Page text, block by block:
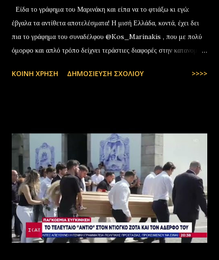
Είδα το γράφημα του Μαρινάκη και είπα να το φτιάξω κι εγώ:
έβγαλα τα αντίθετα αποτελέσματα! Η μισή Ελλάδα, κοντά, έχει δει
πια το γράφημα του συναδέλφου @Kos_Marinakis , που με πολύ
όμορφο και απλό τρόπο δείχνει τεράστιες διαφορές στην κατανομή
— Stefanos Tyros (@StefanosTyros) July 11, 2025
ΚΟΙΝΉ ΧΡΉΣΗ ΔΗΜΟΣΊΕΥΣΗ ΣΧΟΛΊΟΥ >>>>